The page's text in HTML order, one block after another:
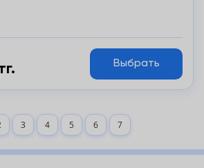
Выбрать
3 4 5 6 7